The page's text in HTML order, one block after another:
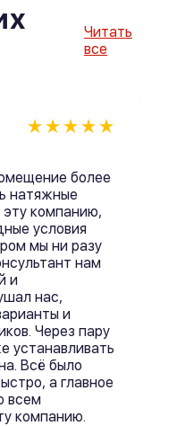
Читать
все
более
натяжные
эту компанию,
условия
мы ни разу
нам
и
нас,
и
Через пару
устанавливать
Всё было
а главное
всем
компанию.